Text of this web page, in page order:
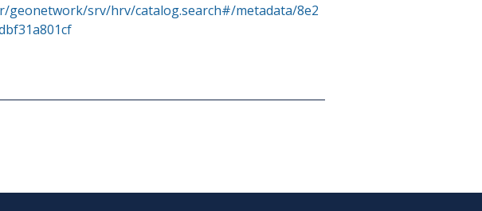
geonetwork/srv/hrv/catalog.search#/metadata/8e2